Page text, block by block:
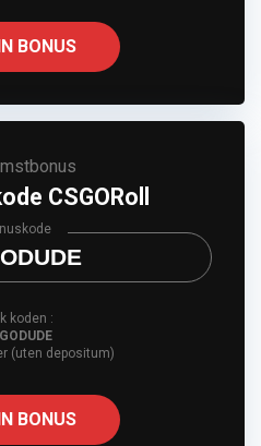
BONUS
CSGORoll
koden :
(uten depositum)
BONUS